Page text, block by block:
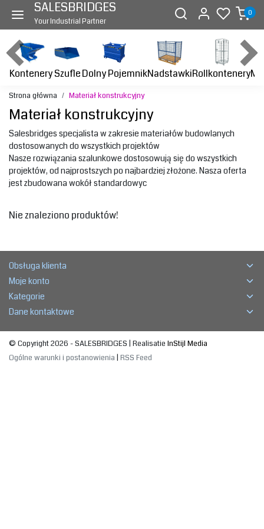
SALESBRIDGES
Your Industrial Partner
0
KontenerySzufleDolny PojemnikNadstawkiRollkontenery
Strona główna Materiał konstrukcyjny
Materiał konstrukcyjny
Salesbridges specjalista w zakresie materiałów budowlanych
dostosowanych do wszystkich projektów
Nasze rozwiązania szalunkowe dostosowują się do wszystkich
projektów, od najprostszych po najbardziej złożone. Nasza oferta
jest zbudowana wokół standardowyc
Nie znaleziono produktów!
Obsługa klienta
Moje konto
Kategorie
Dane kontaktowe
© Copyright 2026 - SALESBRIDGES | Realisatie InStijl Media
Ogólne warunki i postanowienia RSS Feed